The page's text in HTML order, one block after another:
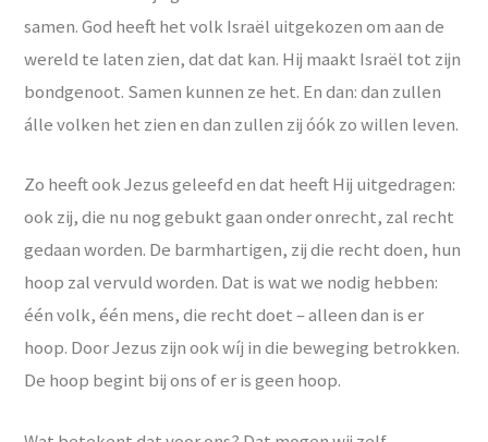
samen. God heeft het volk Israël uitgekozen om aan de
wereld te laten zien, dat dat kan. Hij maakt Israël tot zijn
bondgenoot. Samen kunnen ze het. En dan: dan zullen
álle volken het zien en dan zullen zij óók zo willen leven.
Zo heeft ook Jezus geleefd en dat heeft Hij uitgedragen:
ook zij, die nu nog gebukt gaan onder onrecht, zal recht
gedaan worden. De barmhartigen, zij die recht doen, hun
hoop zal vervuld worden. Dat is wat we nodig hebben:
één volk, één mens, die recht doet – alleen dan is er
hoop. Door Jezus zijn ook wíj in die beweging betrokken.
De hoop begint bij ons of er is geen hoop.